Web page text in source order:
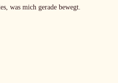
was mich gerade bewegt.